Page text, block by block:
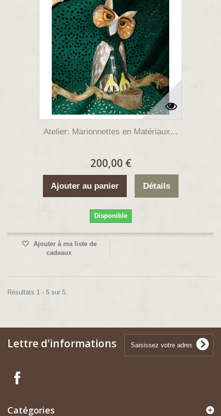
Atelier: Marionnettes en Matériaux...
200,00 €
Ajouter au panier Détails
Disponible
Ajouter à ma liste de
cadeaux
Résultats 1 - 5 sur 5.
Lettre d'informations
Catégories